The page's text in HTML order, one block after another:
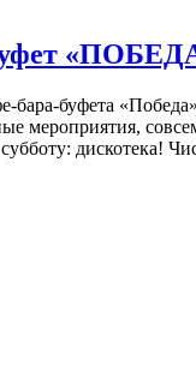
бара-буфета
мероприятия,
дискотека!